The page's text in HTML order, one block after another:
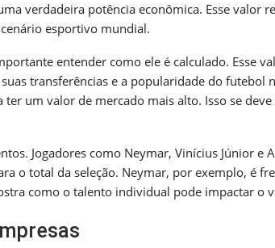
verdadeira potência econômica. Esse valor
esportivo mundial.
entender como ele é calculado. Esse
transferências e a popularidade do futebol
um valor de mercado mais alto. Isso se
Jogadores como Neymar, Vinícius Júnior e
o total da seleção. Neymar, por exemplo, é
como o talento individual pode impactar o